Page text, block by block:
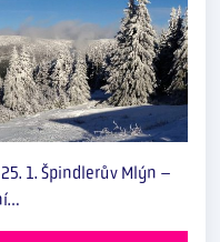
1. Špindlerův Mlýn –